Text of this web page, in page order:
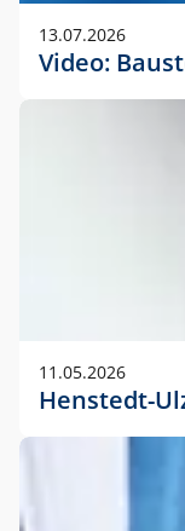
13.07.2026
Video:
11.05.2026
Henstedt-